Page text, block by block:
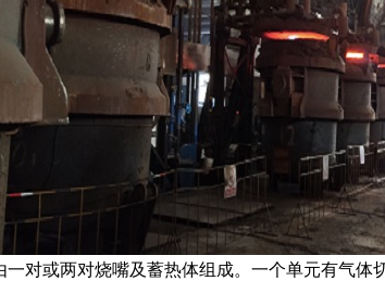
或两对烧嘴及蓄热体组成。一个单元有气体